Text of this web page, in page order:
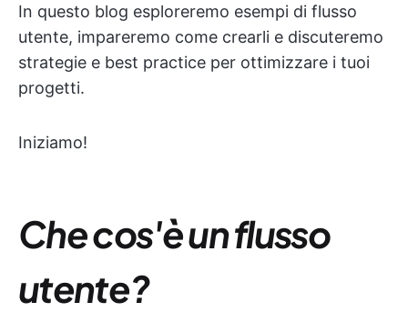
In questo blog esploreremo esempi di flusso
utente, impareremo come crearli e discuteremo
strategie e best practice per ottimizzare i tuoi
progetti.
Iniziamo!
Che cos'è un flusso
utente?